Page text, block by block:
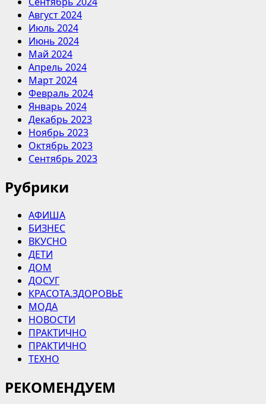
Август 2024
Июль 2024
Июнь 2024
Май 2024
Апрель 2024
Март 2024
Февраль 2024
Январь 2024
Декабрь 2023
Ноябрь 2023
Октябрь 2023
Сентябрь 2023
Рубрики
АФИША
БИЗНЕС
ВКУСНО
ДЕТИ
ДОМ
ДОСУГ
КРАСОТА.ЗДОРОВЬЕ
МОДА
НОВОСТИ
ПРАКТИЧНО
ПРАКТИЧНО
ТЕХНО
РЕКОМЕНДУЕМ